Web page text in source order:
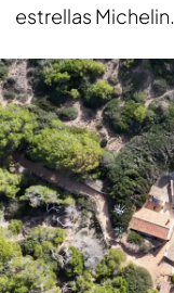
estrellas Michelin.